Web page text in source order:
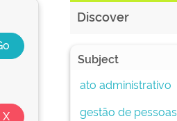
Discover
Subject
ato administrativo
gestão de pessoas